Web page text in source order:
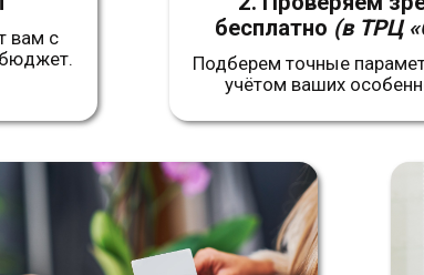
удобным
оплатить покупку или
рассрочку без переплат за
несколько минут.
5.
Вы
очках,